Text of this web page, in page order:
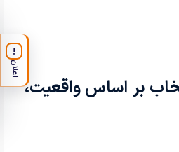
بر اساس واقعیت،
!
اعلان